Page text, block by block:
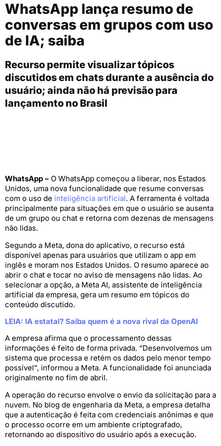
WhatsApp lança resumo de
conversas em grupos com uso
de IA; saiba
Recurso permite visualizar tópicos
discutidos em chats durante a ausência do
usuário; ainda não há previsão para
lançamento no Brasil
WhatsApp – O WhatsApp começou a liberar, nos Estados
Unidos, uma nova funcionalidade que resume conversas
com o uso de inteligência artificial. A ferramenta é voltada
principalmente para situações em que o usuário se ausenta
de um grupo ou chat e retorna com dezenas de mensagens
não lidas.
Segundo a Meta, dona do aplicativo, o recurso está
disponível apenas para usuários que utilizam o app em
inglês e moram nos Estados Unidos. O resumo aparece ao
abrir o chat e tocar no aviso de mensagens não lidas. Ao
selecionar a opção, a Meta AI, assistente de inteligência
artificial da empresa, gera um resumo em tópicos do
conteúdo discutido.
LEIA: IA estatal? Saiba quem é a nova rival da OpenAI
A empresa afirma que o processamento dessas
informações é feito de forma privada. “Desenvolvemos um
sistema que processa e retém os dados pelo menor tempo
possível”, informou a Meta. A funcionalidade foi anunciada
originalmente no fim de abril.
A operação do recurso envolve o envio da solicitação para a
nuvem. No blog de engenharia da Meta, a empresa detalha
que a autenticação é feita com credenciais anônimas e que
o processo ocorre em um ambiente criptografado,
retornando ao dispositivo do usuário após a execução.